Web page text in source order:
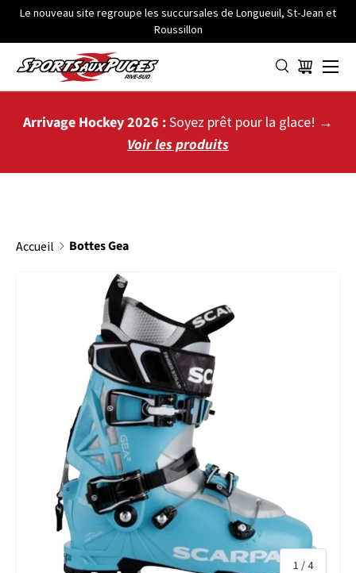
ALLER AU CONTENU
Le nouveau site regroupe les succursales de Longueuil, St-Jean et
Roussillon
Panier
Menu
Arrivage Hockey 2026 :Soyez prêt pour la glace! →
Voir les produits
Accueil Bottes Gea
PASSER AUX INFORMATIONS PRODUITS
1 /de
4